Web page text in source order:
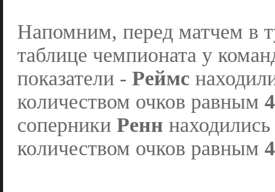
Напомним, перед матчем в
таблице чемпионата у
показатели - Реймс
количеством очков равным
соперники Ренн
количеством очков равным